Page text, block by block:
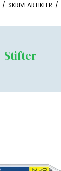
/ SKRIVEARTIKLER /
Stifter